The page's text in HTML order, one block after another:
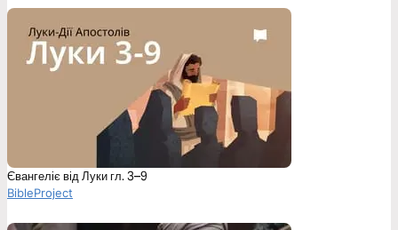
Євангеліє від Луки гл. 3–9
BibleProject